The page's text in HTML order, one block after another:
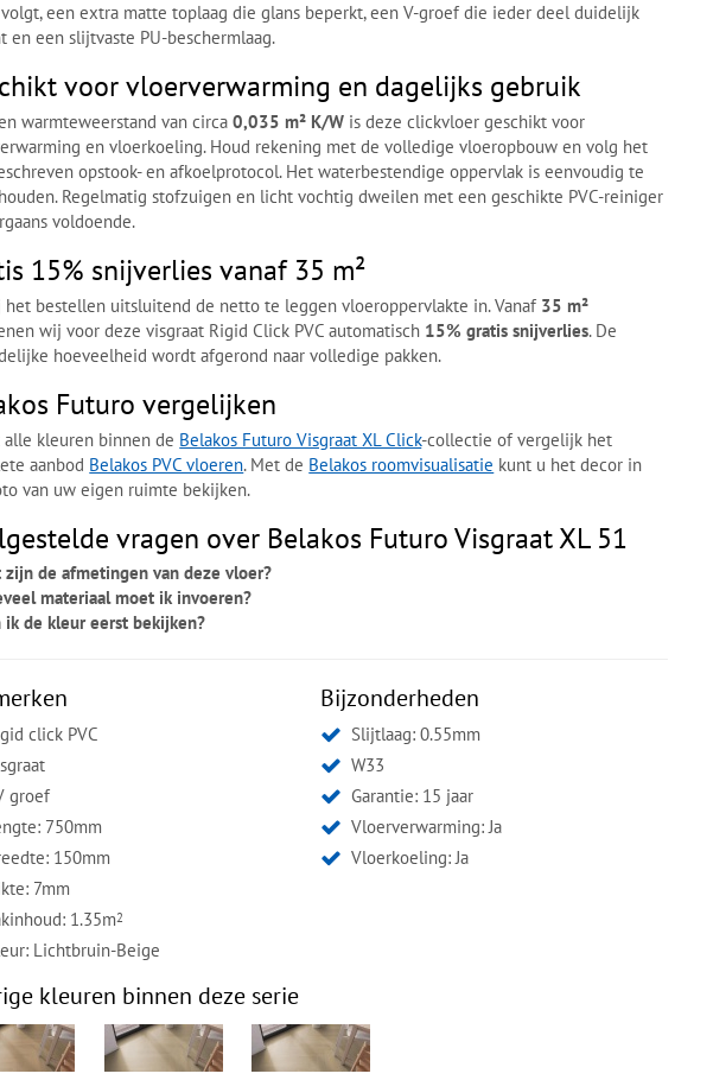
een extra matte toplaag die glans beperkt, een V-groef die ieder deel duidelijk
en een slijtvaste PU-beschermlaag.
voor vloerverwarming en dagelijks gebruik
warmteweerstand van circa0,035 m² K/W is deze clickvloer geschikt voor
en vloerkoeling. Houd rekening met de volledige vloeropbouw en volg het
opstook- en afkoelprotocol. Het waterbestendige oppervlak is eenvoudig te
Regelmatig stofzuigen en licht vochtig dweilen met een geschikte PVC-reiniger
voldoende.
15% snijverlies vanaf 35 m²
het bestellen uitsluitend de netto te leggen vloeroppervlakte in. Vanaf 35 m²
wij voor deze visgraat Rigid Click PVC automatisch 15% gratis snijverlies. De
hoeveelheid wordt afgerond naar volledige pakken.
Futuro vergelijken
alle kleuren binnen de Belakos Futuro Visgraat XL Click-collectie of vergelijk het
aanbod Belakos PVC vloeren. Met de Belakos roomvisualisatie kunt u het decor in
van uw eigen ruimte bekijken.
vragen over Belakos Futuro Visgraat XL 51
zijn de afmetingen van deze vloer?
materiaal moet ik invoeren?
ik de kleur eerst bekijken?
click PVC
groef
750mm
150mm
7mm
1.35m2
Lichtbruin-Beige
Bijzonderheden
Slijtlaag: 0.55mm
W33
Garantie: 15 jaar
Vloerverwarming: Ja
Vloerkoeling: Ja
kleuren binnen deze serie